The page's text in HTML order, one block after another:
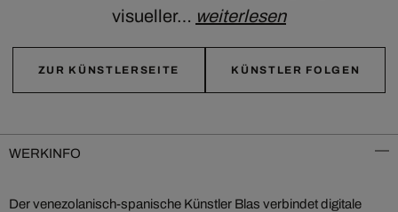
visueller… weiterlesen
ZUR KÜNSTLERSEITE KÜNSTLER FOLGEN
WERKINFO
Der venezolanisch-spanische Künstler Blas verbindet digitale